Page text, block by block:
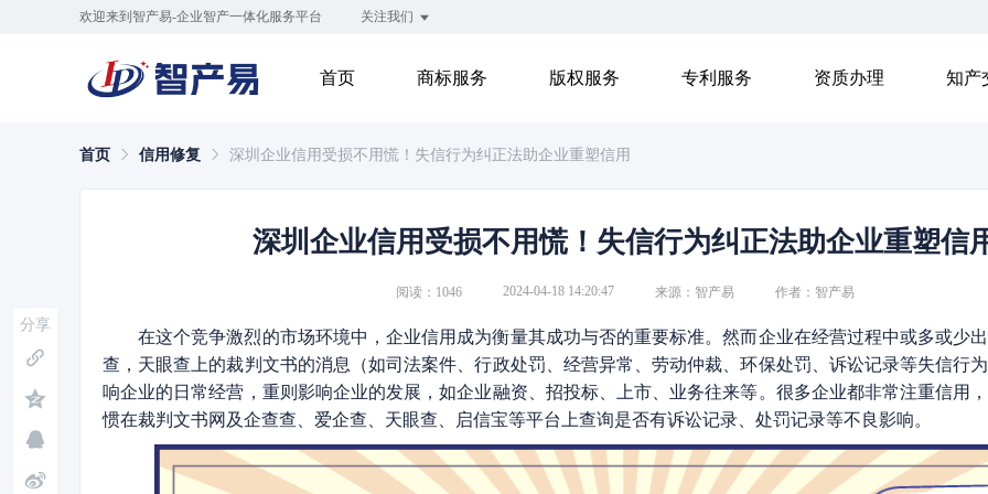
欢迎来到智产易-企业智产一体化服务平台 关注我们
首页 商标服务 版权服务 专利服务 资质办理 知产
首页 信用修复 深圳企业信用受损不用慌！失信行为纠正法助企业重塑信用
深圳企业信用受损不用慌！失信行为纠正法助企业重塑信
阅读：1046 2024-04-18 14:20:47 来源：智产易 作者：智产易
在这个竞争激烈的市场环境中，企业信用成为衡量其成功与否的重要标准。然而企业在经营过程中或多或少
查，天眼查上的裁判文书的消息（如司法案件、行政处罚、经营异常、劳动仲裁、环保处罚、诉讼记录等失信行
响企业的日常经营，重则影响企业的发展，如企业融资、招投标、上市、业务往来等。很多企业都非常注重信用
惯在裁判文书网及企查查、爱企查、天眼查、启信宝等平台上查询是否有诉讼记录、处罚记录等不良影响。
分享